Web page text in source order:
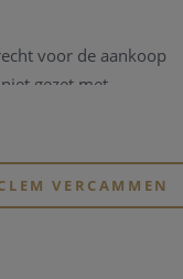
voor de aankoop
gezet met
met parels.
den-Berg.VERCAMMEN